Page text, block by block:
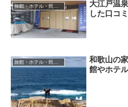
旅館・ホテル・民宿レビュー
大江戸温
した口コ
和歌山の
館やホテ